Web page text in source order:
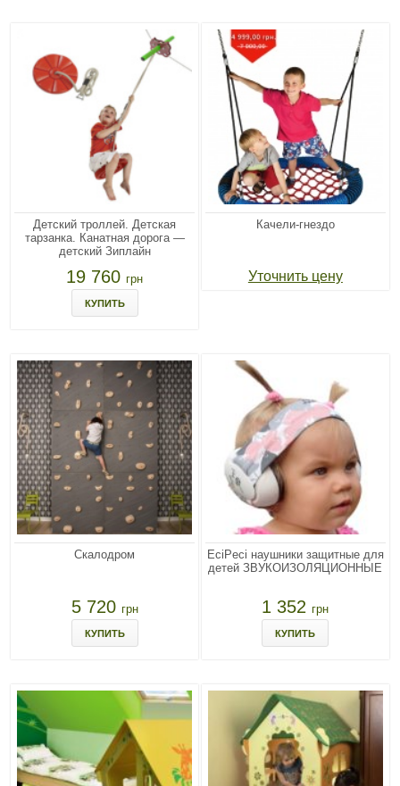
Детский троллей. Детская
тарзанка. Канатная дорога —
детский Зиплайн
19 760грн
КУПИТЬ
Качели-гнездо
Уточнить цену
Скалодром
5 720 грн
КУПИТЬ
EciPeci наушники защитные для
детей ЗВУКОИЗОЛЯЦИОННЫЕ
1 352грн
КУПИТЬ